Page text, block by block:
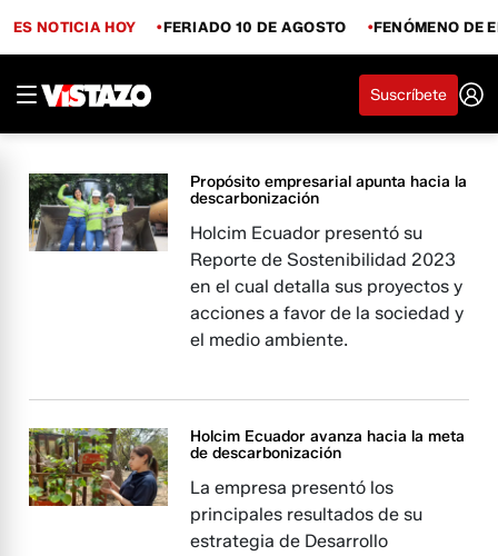
ES NOTICIA HOY FERIADO 10 DE AGOSTO FENÓMENO DE
Suscríbete
Propósito empresarial apunta hacia la
descarbonización
Holcim Ecuador presentó su
Reporte de Sostenibilidad 2023
en el cual detalla sus proyectos y
acciones a favor de la sociedad y
el medio ambiente.
Holcim Ecuador avanza hacia la meta
de descarbonización
La empresa presentó los
principales resultados de su
estrategia de Desarrollo